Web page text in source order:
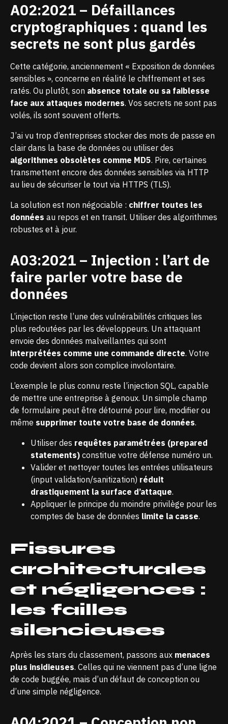
A02:2021 – Défaillances
cryptographiques : quand les
secrets ne sont plus gardés
Cette catégorie, anciennement « Exposition de données
sensibles », concerne en réalité le chiffrement et ses
ratés. Ou plutôt, son absence totale ou sa faiblesse
face aux attaques modernes. Vos secrets ne sont pas
volés, ils sont souvent offerts.
J’ai vu trop d’entreprises stocker des mots de passe en
clair dans la base de données ou utiliser des
algorithmes obsolètes comme MD5. Pire, certaines
transmettent encore des données sensibles via HTTP
au lieu de sécuriser le tout via HTTPS (TLS).
La solution est non négociable : chiffrer toutes les
données au repos et en transit. Utiliser des algorithmes
robustes et à jour.
A03:2021 – Injection : l’art de
faire parler votre base de
données
L’injection reste l’une des vulnérabilités critiques les
plus redoutées par les développeurs. Un attaquant
envoie des données malveillantes qui sont
interprétées comme une commande directe. Votre
code devient alors son complice involontaire.
L’exemple le plus connu reste l’injection SQL, capable
de mettre une entreprise à genoux. Un simple champ
de formulaire peut être détourné pour lire, modifier ou
même supprimer toute votre base de données.
Utiliser des requêtes paramétrées (prepared
statements) constitue votre défense numéro un.
Valider et nettoyer toutes les entrées utilisateurs
(input validation/sanitization) réduit
drastiquement la surface d’attaque.
Appliquer le principe du moindre privilège pour les
comptes de base de données limite la casse.
Fissures
architecturales
et négligences :
les failles
silencieuses
Après les stars du classement, passons aux menaces
plus insidieuses. Celles qui ne viennent pas d’une ligne
de code buggée, mais d’un défaut de conception ou
d’une simple négligence.